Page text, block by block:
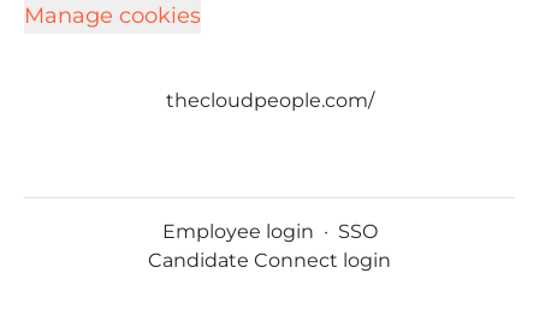
Manage cookies
thecloudpeople.com/
Employee login · SSO
Candidate Connect login